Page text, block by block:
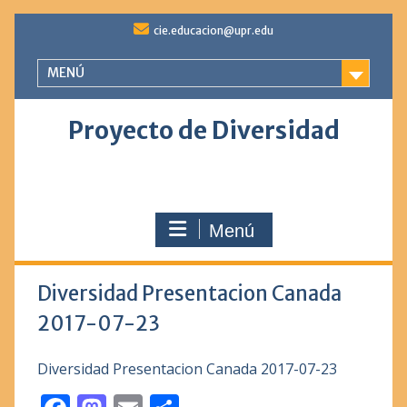
contenido
cie.educacion@upr.edu
MENÚ
Proyecto de Diversidad
Menú
Diversidad Presentacion Canada
2017-07-23
Diversidad Presentacion Canada 2017-07-23